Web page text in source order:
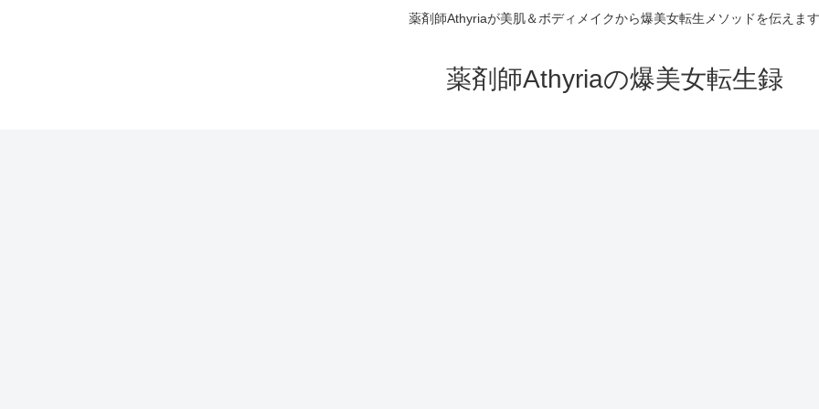
薬剤師Athyriaが美肌＆ボディメイクから爆美女転生メソッドを伝えます
薬剤師Athyriaの爆美女転生録